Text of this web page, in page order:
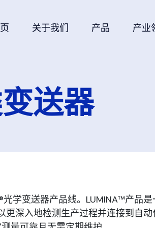
关于我们 产品 产业
送器
光学变送器产品线。LUMINA™产品
更深入地检测生产过程并连接到自动